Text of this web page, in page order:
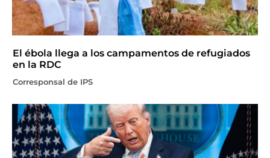
El ébola llega a los campamentos de refugiados
en la RDC
Corresponsal de IPS